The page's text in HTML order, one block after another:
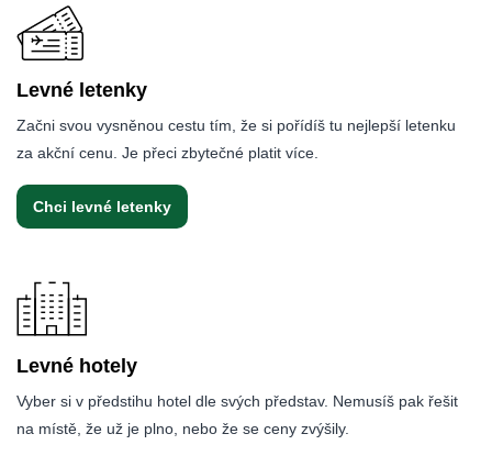
Levné letenky
Začni svou vysněnou cestu tím, že si pořídíš tu nejlepší letenku
za akční cenu. Je přeci zbytečné platit více.
Chci levné letenky
Levné hotely
Vyber si v předstihu hotel dle svých představ. Nemusíš pak řešit
na místě, že už je plno, nebo že se ceny zvýšily.